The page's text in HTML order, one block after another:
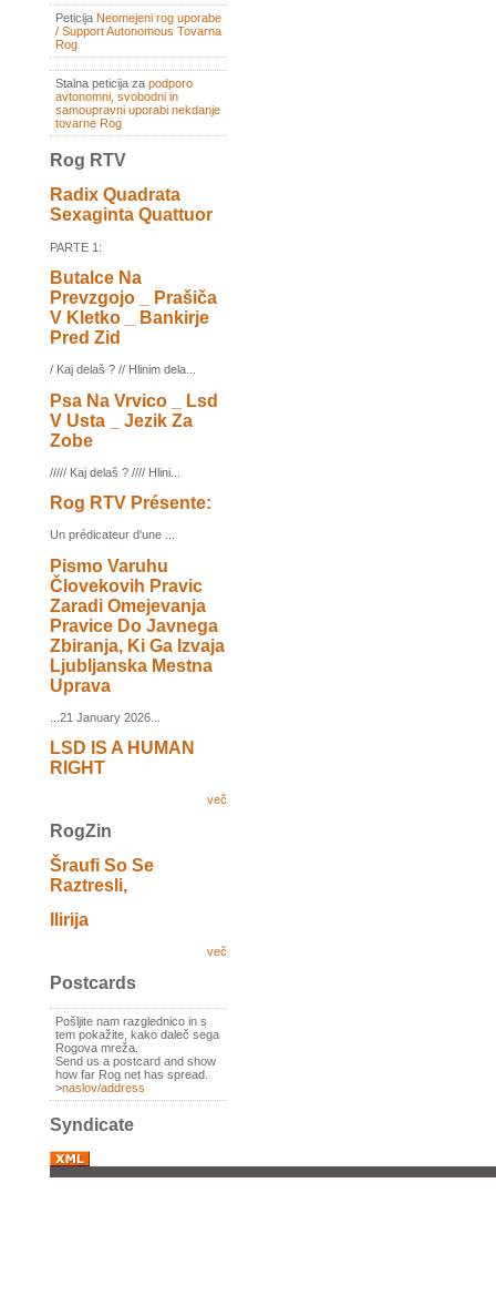
Peticija Neomejeni rog uporabe
/ Support Autonomous Tovarna
Rog
Stalna peticija za podporo
avtonomni, svobodni in
samoupravni uporabi nekdanje
tovarne Rog
Rog RTV
Radix Quadrata
Sexaginta Quattuor
PARTE 1:
Butalce Na
Prevzgojo _ Prašiča
V Kletko _ Bankirje
Pred Zid
/ Kaj delaš ? // Hlinim dela...
Psa Na Vrvico _ Lsd
V Usta _ Jezik Za
Zobe
///// Kaj delaš ? //// Hlini...
Rog RTV Présente:
Un prédicateur d'une ...
Pismo Varuhu
Človekovih Pravic
Zaradi Omejevanja
Pravice Do Javnega
Zbiranja, Ki Ga Izvaja
Ljubljanska Mestna
Uprava
...21 January 2026...
LSD IS A HUMAN
RIGHT
več
RogZin
Šraufi So Se
Raztresli,
Ilirija
več
Postcards
Pošljite nam razglednico in s
tem pokažite, kako daleč sega
Rogova mreža.
Send us a postcard and show
how far Rog net has spread.
>naslov/address
Syndicate